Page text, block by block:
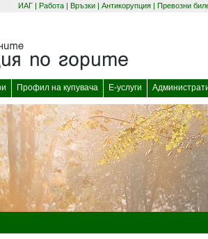
ИАГ | Работа | Връзки | Антикорупция | Превозни
Профил на купувача (отваря се в нов прозорец)
Е-услуги (отваря се в